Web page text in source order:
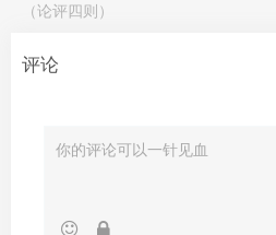
（论评四则）
评论